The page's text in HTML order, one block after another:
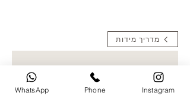
מדריך מידות
*יש להתייחס רק בהזמנת תכשיטי
תמונה העלאת תמונות- קולקציית
חריטות תמונה בחרו תמונה ברורהWhatsApp Phone Instagram